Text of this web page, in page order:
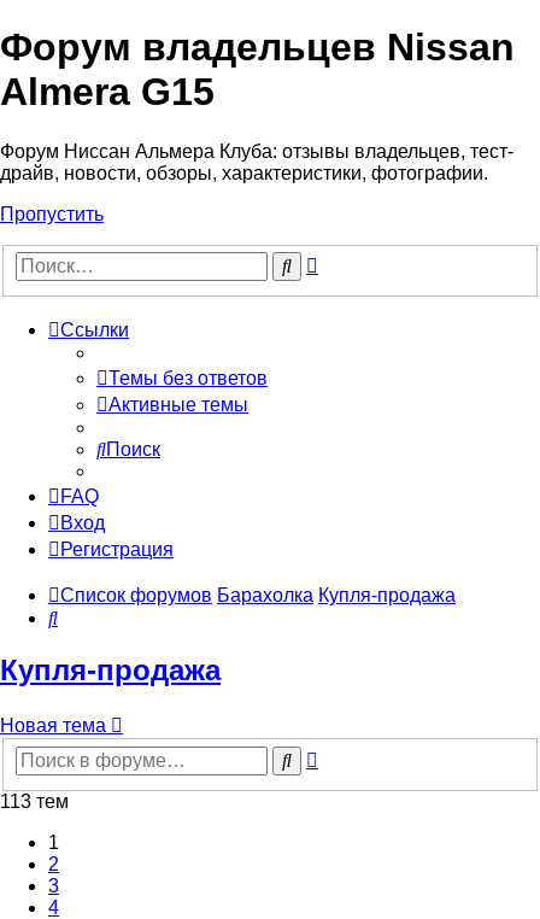
Форум владельцев Nissan
Almera G15
Форум Ниссан Альмера Клуба: отзывы владельцев, тест-
драйв, новости, обзоры, характеристики, фотографии.
Пропустить
Поиск
Ссылки
Темы без ответов
Активные темы
Поиск
FAQ
Вход
Регистрация
Список форумов Барахолка Купля-продажа
Поиск
Купля-продажа
Новая тема
Поиск
113 тем
1
2
3
4